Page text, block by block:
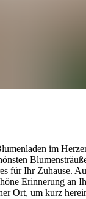
im
für Ihr Zuhause.
Erinnerung an
Ort, um kurz